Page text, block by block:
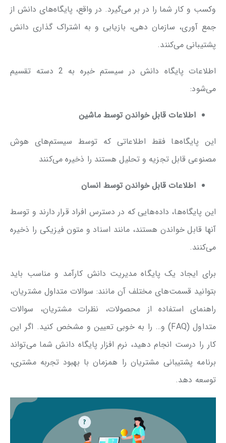
وکسب و کار شما را در بر می‌گیرد. در واقع، پایگاه‌های دانش از
جمع آوری، سازمان دهی، بازیابی و به اشتراک گذاری دانش
پشتیبانی می‌کنند.
اطلاعات پایگاه دانش در سیستم خبره به 2 دسته تقسیم
می‌شود:
اطلاعات قابل خواندن توسط ماشین
این پایگاه‌ها فقط اطلاعاتی که توسط سیستم‌های هوش
مصنوعی قابل تجزیه و تحلیل هستند را ذخیره می‌کنند
اطلاعات قابل خواندن توسط انسان
این پایگاه‌ها، داده‌هایی که در دسترس افراد قرار دارند و توسط
آنها قابل خواندن هستند، مانند اسناد و متون فیزیکی را ذخیره
می‌کنند.
برای ایجاد یک پایگاه مدیریت دانش کارآمد و مناسب باید
بتوانید قسمت‌های مختلف آن مانند: سوالات متداول مشتریان،
راهنمای استفاده از محصولات، نظرات مشتریان، سوالات
متداول (FAQ) و… را به خوبی تعیین و مشخص کنید. اگر این
کار را درست انجام دهید، نرم افزار پایگاه دانش شما می‌تواند
برنامه پشتیبانی مشتریان را همزمان با بهبود تجربه مشتری،
توسعه دهد.